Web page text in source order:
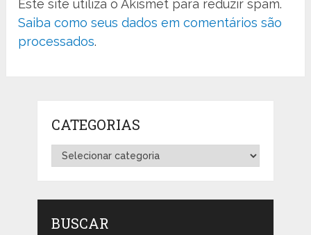
Este site utiliza o Akismet para reduzir spam.
Saiba como seus dados em comentários são
processados.
CATEGORIAS
Categorias
BUSCAR